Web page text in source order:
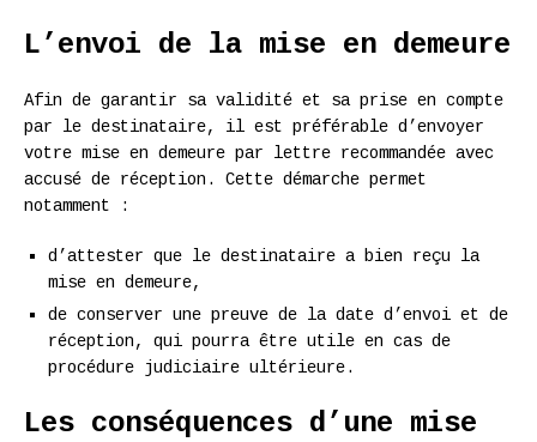
L’envoi de la mise en demeure
Afin de garantir sa validité et sa prise en compte
par le destinataire, il est préférable d’envoyer
votre mise en demeure par lettre recommandée avec
accusé de réception. Cette démarche permet
notamment :
d’attester que le destinataire a bien reçu la
mise en demeure,
de conserver une preuve de la date d’envoi et de
réception, qui pourra être utile en cas de
procédure judiciaire ultérieure.
Les conséquences d’une mise